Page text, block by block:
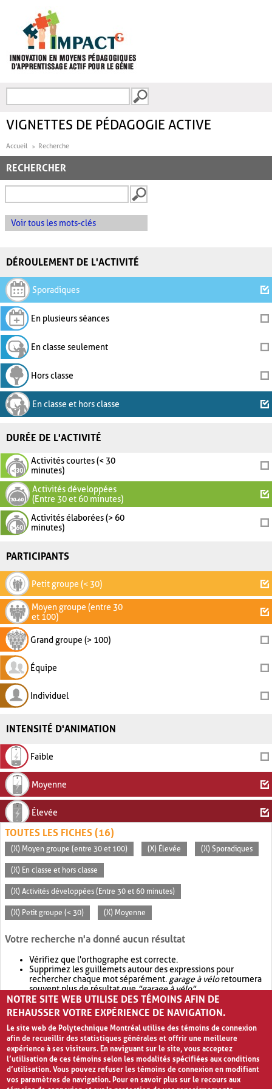
FORMULAIRE DE
VIGNETTES DE PÉDAGOGIE ACTIVE
Accueil Recherche
RECHERCHER
Voir tous les mots-clés
DÉROULEMENT DE L'ACTIVITÉ
Sporadiques
En plusieurs séances
En classe seulement
Hors classe
En classe et hors classe
DURÉE DE L'ACTIVITÉ
Activités courtes (< 30
minutes)
Activités développées
(Entre 30 et 60 minutes)
Activités élaborées (> 60
minutes)
PARTICIPANTS
Petit groupe (< 30)
Moyen groupe (entre 30
et 100)
Grand groupe (> 100)
Équipe
Individuel
INTENSITÉ D'ANIMATION
Faible
Moyenne
Élevée
TOUTES LES FICHES (16)
(X) Moyen groupe (entre 30 et 100) (X) Élevée (X) Sporadiques
(X) En classe et hors classe
(X) Activités développées (Entre 30 et 60 minutes)
(X) Petit groupe (< 30) (X) Moyenne
Votre recherche n'a donné aucun résultat
Vérifiez que l'orthographe est correcte.
Supprimez les guillemets autour des expressions pour
rechercher chaque mot séparément. garage à véloretournera
souvent plus de résultat que"garage à vélo".
Envisagez d'élargir votre recherche avec OR.garage OR vélo
retournera souvent plus de résultat quegarage à vélo
NOTRE SITE WEB UTILISE DES TÉMOINS AFIN DE
REHAUSSER VOTRE EXPÉRIENCE DE NAVIGATION.
Le site web de Polytechnique Montréal utilise des témoins de connexion
afin de recueillir des statistiques générales et offrir une meilleure
expérience à ses visiteurs. En naviguant sur le site, vous acceptez
l’utilisation de ces témoins selon les modalités spécifiées aux conditions
d’utilisation. Vous pouvez refuser les témoins de connexion en modifiant
vos paramètres de navigation. Pour en savoir plus sur le recours aux